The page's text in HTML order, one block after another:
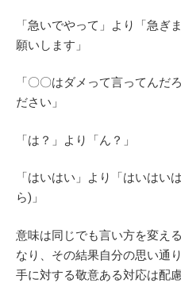
「急いでやって」より「急ぎ
願いします」
「〇〇はダメって言ってんだ
ださい」
「は？」より「ん？」
「はいはい」より「はいはい
ら)」
意味は同じでも言い方を変え
なり、その結果自分の思い通
手に対する敬意ある対応は配